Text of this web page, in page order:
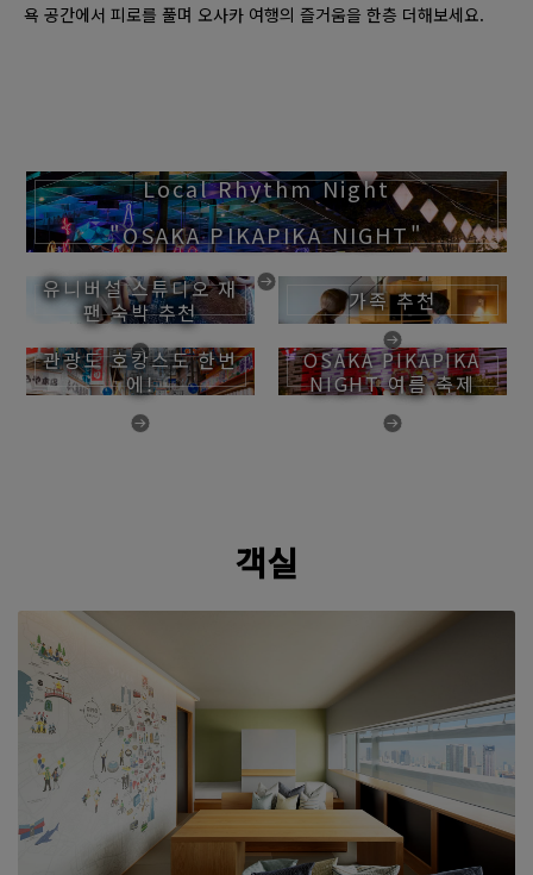
욕 공간에서 피로를 풀며 오사카 여행의 즐거움을 한층 더해보세요.
Local Rhythm Night
"OSAKA PIKAPIKA NIGHT"
유니버설 스튜디오 재
팬 숙박 추천
가족 추천
관광도 호캉스도 한번
에!
OSAKA PIKAPIKA
NIGHT 여름 축제
객실